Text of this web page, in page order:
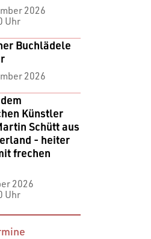
2026
Uhr
Buchlädele
2026
Künstler
Schütt aus
- heiter
frechen
2026
Uhr